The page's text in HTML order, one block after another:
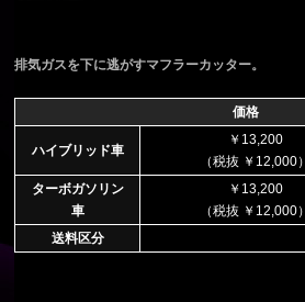
排気ガスを下に逃がすマフラーカッター。
価格
ハイブリッド車
￥13,200
（税抜 ￥12,000）
ターボガソリン
車
￥13,200
（税抜 ￥12,000）
送料区分